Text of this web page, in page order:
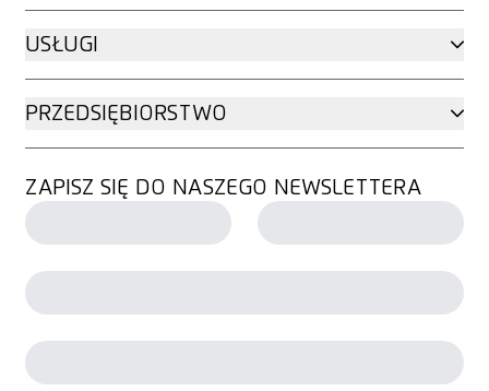
USŁUGI
PRZEDSIĘBIORSTWO
ZAPISZ SIĘ DO NASZEGO NEWSLETTERA